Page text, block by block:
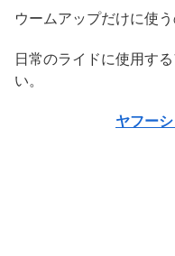
ウームアップだけに使う
日常のライドに使用す
い。
ヤフー